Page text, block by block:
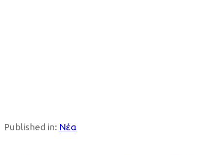
Published in: Νέα